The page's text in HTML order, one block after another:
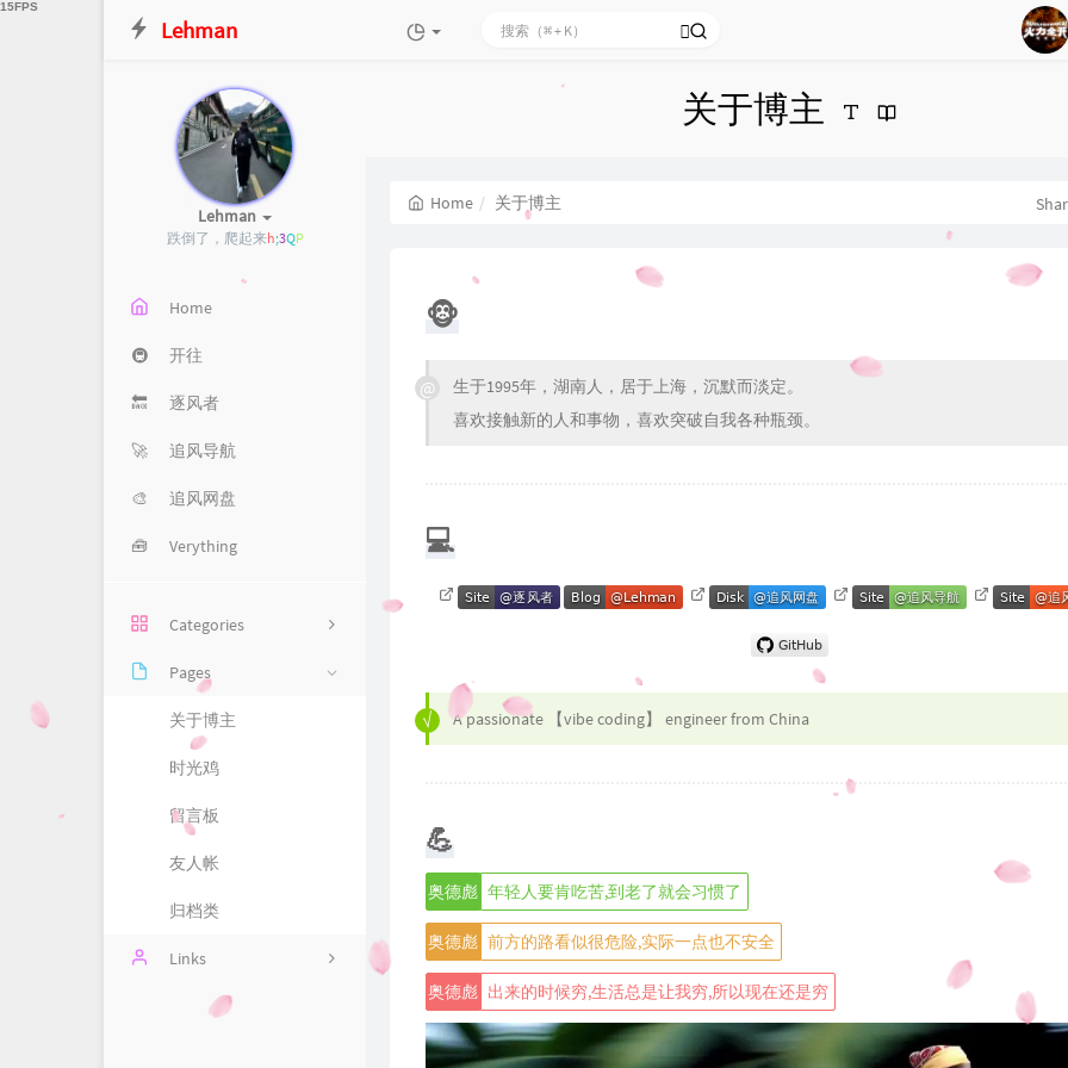
Lehman 1
Lehman
跌倒&A<bl
Home
🚇 开往
🔙 逐风者
🚀 追风导航
🎨 追风网盘
🧰 Verything
Categories
1
前车之鉴
后事之师
3
Pages
关于博主
时光鸡
留言板
友人帐
归档类
Links
懒得取名
关于博主
Home 关于博主
🐵
生于1995年，湖南人，居于上海，沉默而淡定。
喜欢接触新的人和事物，喜欢突破自我各种瓶颈。
💻
A passionate 【vibe coding】 engineer from China
💪
奥德彪 年轻人要肯吃苦,到老了就会习惯了
奥德彪 前方的路看似很危险,实际一点也不安全
奥德彪 出来的时候穷,生活总是让我穷,所以现在还是穷